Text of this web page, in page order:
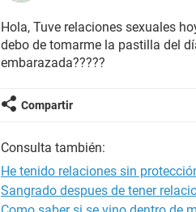
Hola, Tuve relaciones sexuales
debo de tomarme la pastilla del
embarazada?????
Compartir
Consulta también:
He tenido relaciones sin
Sangrado despues de tener